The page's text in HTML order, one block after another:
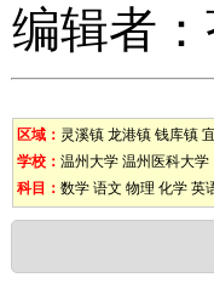
编辑者：
区域： 灵溪镇 龙港镇 钱库镇
学校： 温州大学 温州医科大学
科目： 数学 语文 物理 化学 英